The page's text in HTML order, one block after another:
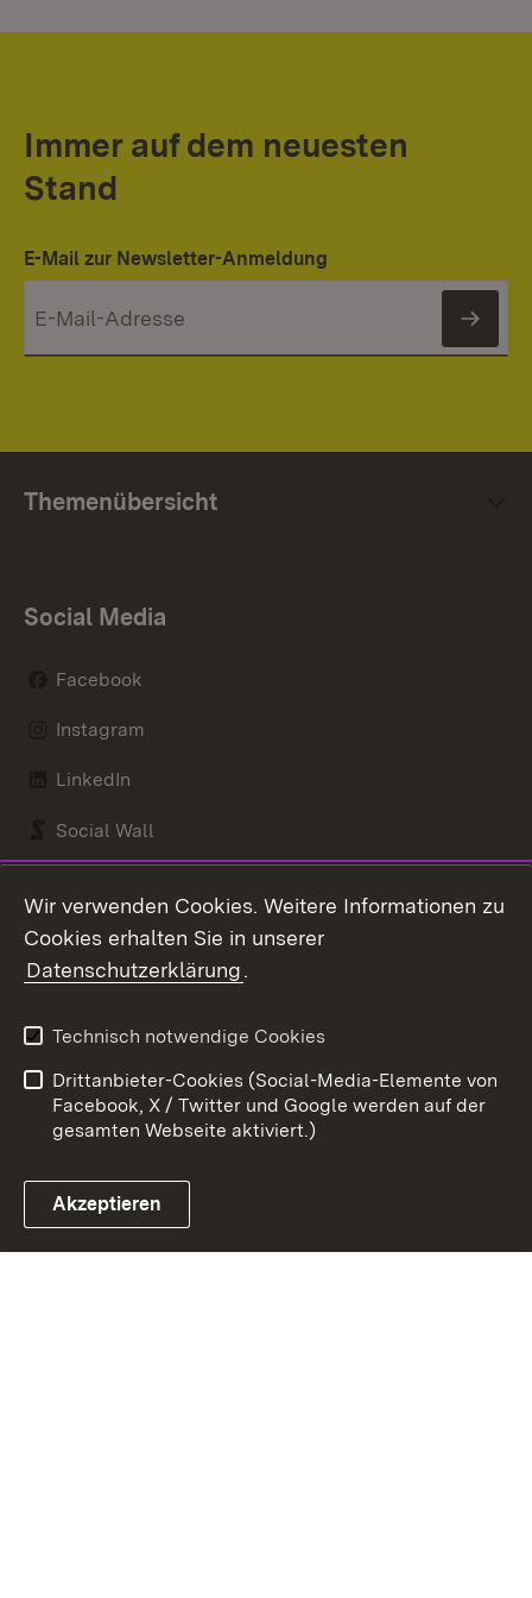
Immer auf dem neuesten
Stand
E-Mail zur Newsletter-Anmeldung
Themenübersicht
Social Media
Facebook
Instagram
LinkedIn
Social Wall
Link zum Landesportal
Kontakt
Barrierefreiheit
Impressum
Cookies
Wir verwenden Cookies. Weitere Informationen zu
Cookies erhalten Sie in unserer
Datenschutzerklärung.
Technisch notwendige Cookies
Drittanbieter-Cookies (Social-Media-Elemente von
Facebook, X / Twitter und Google werden auf der
gesamten Webseite aktiviert.)
Akzeptieren